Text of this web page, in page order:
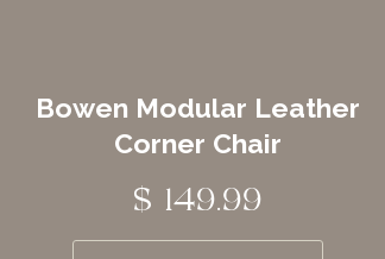
Bowen Modular Leather
Corner Chair
$ 149.99